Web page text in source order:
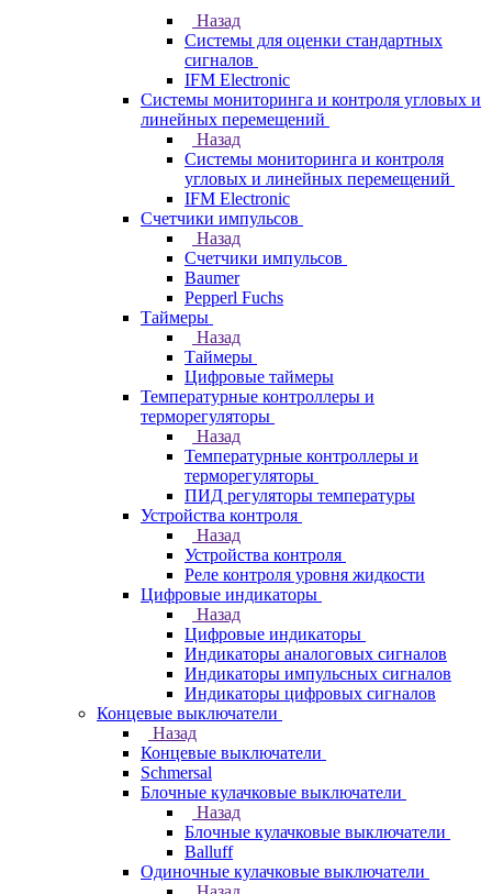
Назад
Системы для оценки стандартных
сигналов
IFM Electronic
Системы мониторинга и контроля угловых и
линейных перемещений
Назад
Системы мониторинга и контроля
угловых и линейных перемещений
IFM Electronic
Счетчики импульсов
Назад
Счетчики импульсов
Baumer
Pepperl Fuchs
Таймеры
Назад
Таймеры
Цифровые таймеры
Температурные контроллеры и
терморегуляторы
Назад
Температурные контроллеры и
терморегуляторы
ПИД регуляторы температуры
Устройства контроля
Назад
Устройства контроля
Реле контроля уровня жидкости
Цифровые индикаторы
Назад
Цифровые индикаторы
Индикаторы аналоговых сигналов
Индикаторы импульсных сигналов
Индикаторы цифровых сигналов
Концевые выключатели
Назад
Концевые выключатели
Schmersal
Блочные кулачковые выключатели
Назад
Блочные кулачковые выключатели
Balluff
Одиночные кулачковые выключатели